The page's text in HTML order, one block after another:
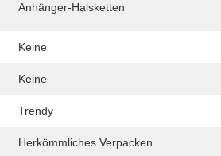
Anhänger-Halsketten
Keine
Keine
Trendy
Herkömmliches Verpacken